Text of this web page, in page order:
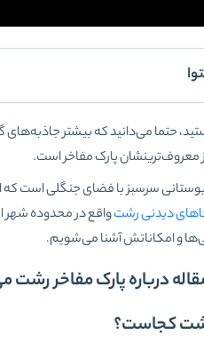
حتما می‌دانید که بیشتر
معروف‌ترینشان پارک مفاخر است.
دیدنی رشتواقع در محدوده شهر
و امکاناتش آشنا می‌شویم.
درباره پارک مفاخر رشت
کجاست؟